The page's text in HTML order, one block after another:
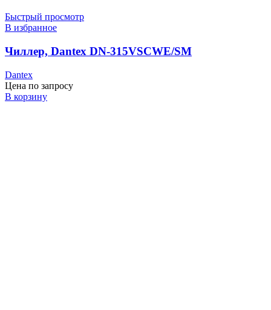
Быстрый просмотр
В избранное
Чиллер, Dantex DN-315VSCWE/SM
Dantex
Цена по запросу
В корзину